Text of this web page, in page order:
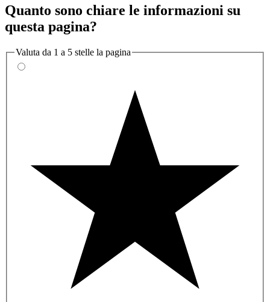
Quanto sono chiare le informazioni su
questa pagina?
Valuta da 1 a 5 stelle la pagina